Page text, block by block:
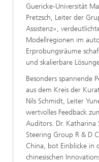
Guericke-Universität
Pretzsch, Leiter der
Assistenz«,
Modellregionen im
Erprobungsräume
und skalierbare
Besonders spannende
aus dem Kreis der
Nils Schmidt, Leiter
wertvolles Feedback
Auditors. Dr. Katharina
Steering Group R & D
China, bot Einblicke in
chinesischen